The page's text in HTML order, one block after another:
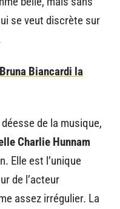
se veut discrète sur
Biancardi la
de la musique,
Charlie Hunnam
Elle est l’unique
de l’acteur
assez irrégulier. La